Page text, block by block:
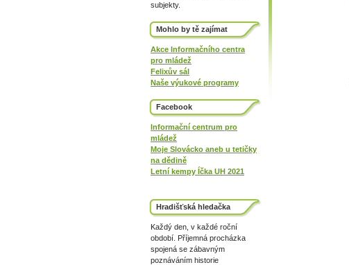
subjekty.
Mohlo by tě zajímat
Akce Informačního centra
pro mládež
Felixův sál
Naše výukové programy
Facebook
Informační centrum pro
mládež
Moje Slovácko aneb u tetičky
na dědině
Letní kempy Íčka UH 2021
Hradišťská hledačka
Každý den, v každé roční
období. Příjemná procházka
spojená se zábavným
poznáváním historie